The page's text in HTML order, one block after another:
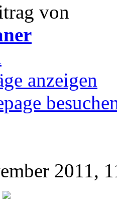
von
anzeigen
2011,